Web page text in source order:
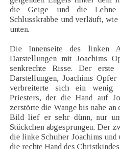
die Geige und die
Schlusskrabbe und verläuft,
unten.
Die Innenseite des linken
Darstellungen mit Joachims
senkrechte Risse. Der
Darstellungen, Joachims
verbreiterte sich ein wenig
Priesters, der die Hand auf
zerstörte die Wange bis nahe an
Bild lief er sehr dünn, nur
Stückchen abgesprungen. Der
die linke Schuher Joachims
die rechte Hand des Christkindes.